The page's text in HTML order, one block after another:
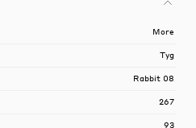
More
Tyg
Rabbit 08
267
93